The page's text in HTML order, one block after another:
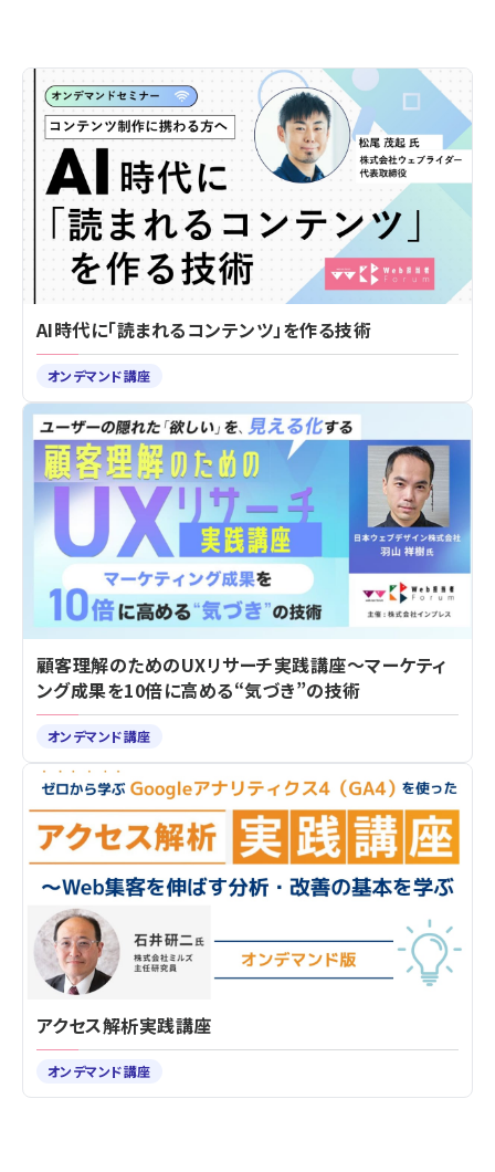
AI時代に「読まれるコンテンツ」を作る技術
オンデマンド講座
顧客理解のためのUXリサーチ実践講座～マーケティ
ング成果を10倍に高める“気づき”の技術
オンデマンド講座
アクセス解析実践講座
オンデマンド講座